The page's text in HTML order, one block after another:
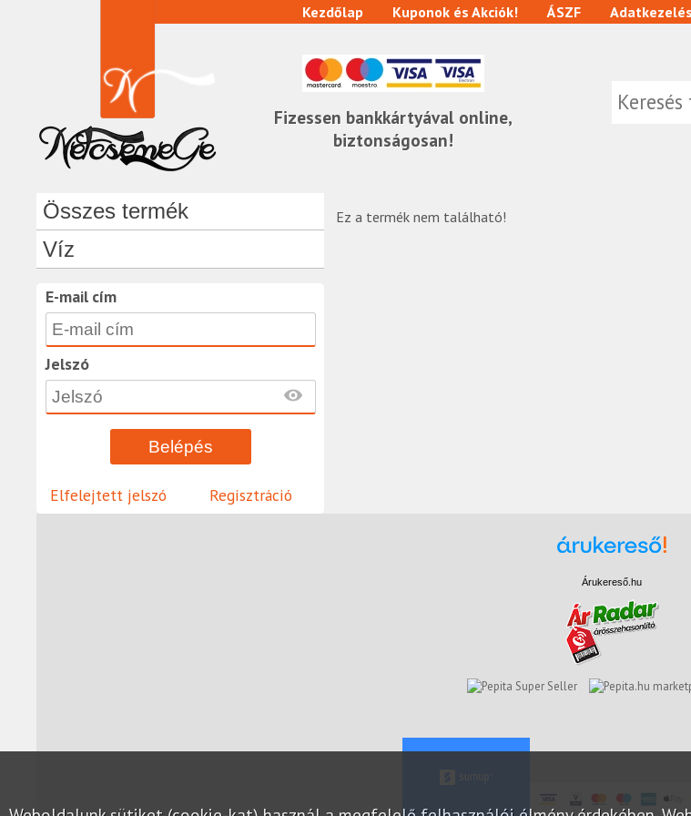
Fizessen bankkártyával online,
biztonságosan!
Kezdőlap Kuponok és Akciók! ÁSZF Adatkezelés
Összes termék
Víz
E-mail cím
Jelszó
Elfelejtett jelszó Regisztráció
Ez a termék nem található!
Árukereső.hu